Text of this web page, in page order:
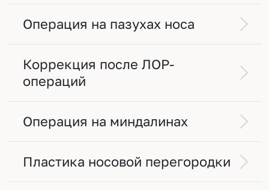
Операция на пазухах носа
Коррекция после ЛОР-
операций
Операция на миндалинах
Пластика носовой перегородки